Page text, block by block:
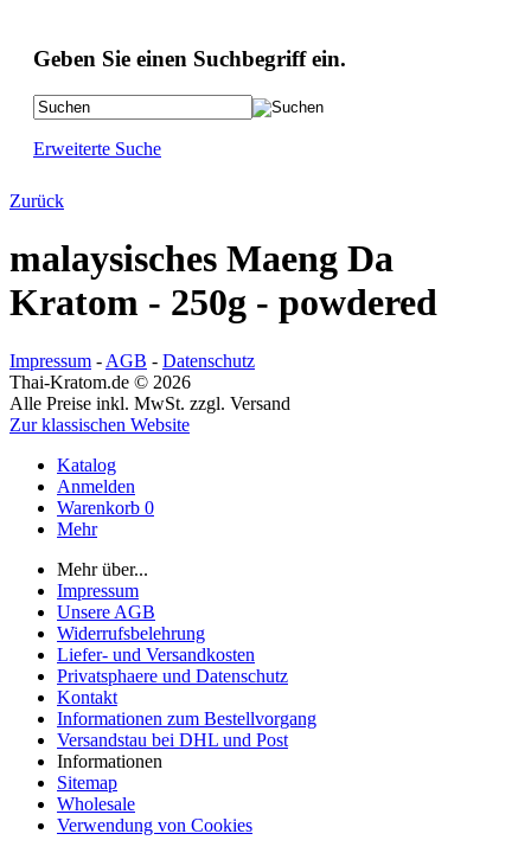
Geben Sie einen Suchbegriff ein.
Erweiterte Suche
Zurück
malaysisches Maeng Da
Kratom - 250g - powdered
Impressum - AGB - Datenschutz
Thai-Kratom.de © 2026
Alle Preise inkl. MwSt. zzgl. Versand
Zur klassischen Website
Katalog
Anmelden
Warenkorb 0
Mehr
Mehr über...
Impressum
Unsere AGB
Widerrufsbelehrung
Liefer- und Versandkosten
Privatsphaere und Datenschutz
Kontakt
Informationen zum Bestellvorgang
Versandstau bei DHL und Post
Informationen
Sitemap
Wholesale
Verwendung von Cookies